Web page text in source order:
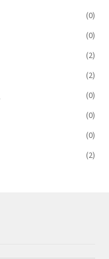
(0)
(0)
(2)
(2)
(0)
(0)
(0)
(2)